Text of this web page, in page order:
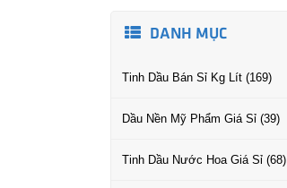
DANH MỤC
Tinh Dầu Bán Sỉ Kg Lít (169)
Dầu Nền Mỹ Phẩm Giá Sỉ (39)
Tinh Dầu Nước Hoa Giá Sỉ (68)